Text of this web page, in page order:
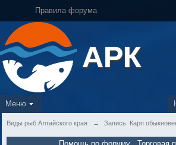
Правила форума
АРК
Меню
Виды рыб Алтайского края → Запись: Карп